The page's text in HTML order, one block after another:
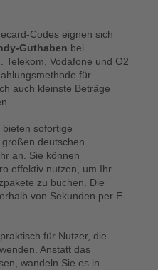
Codes eignen sich
Guthaben bei
Telekom, Vodafone und O2
für
auch kleinste Beträge
sofortige
deutschen
an. Sie können
effektiv nutzen, um Ihr
zu buchen. Die
von Sekunden per E-
für Nutzer, die
Anstatt das
wandeln Sie es in